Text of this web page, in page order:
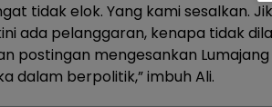
tidak elok. Yang kami sesalkan.
ada pelanggaran, kenapa tidak
postingan mengesankan
dalam berpolitik,” imbuh Ali.